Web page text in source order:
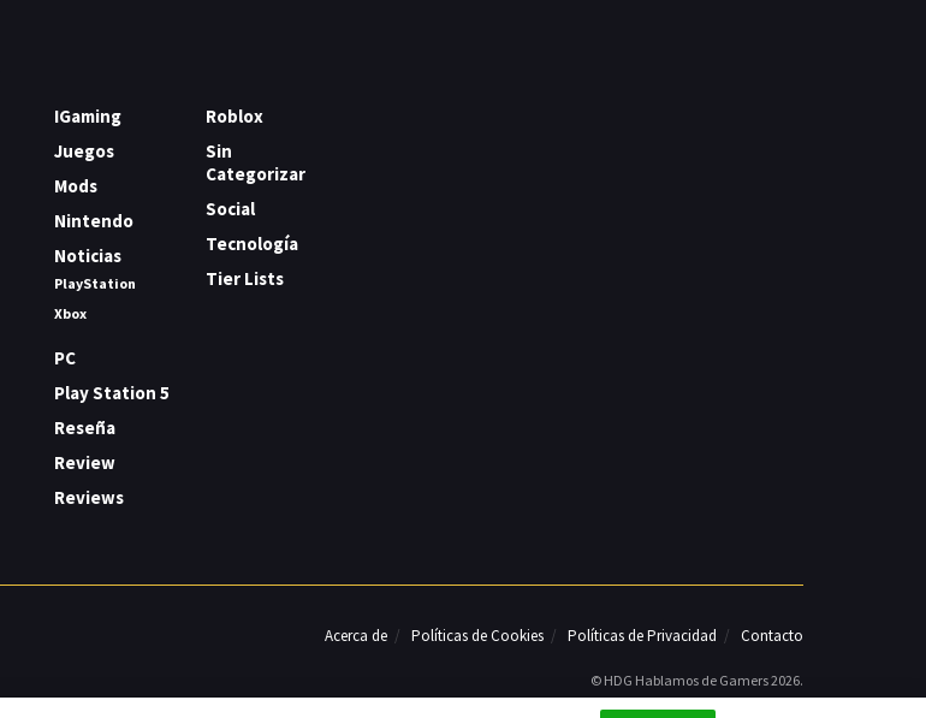
IGaming
Juegos
Mods
Nintendo
Noticias
PlayStation
Xbox
PC
Play Station 5
Reseña
Review
Reviews
Roblox
Sin
Categorizar
Social
Tecnología
Tier Lists
Acerca de Políticas de Cookies Políticas de Privacidad Contacto
© HDG Hablamos de Gamers 2026.